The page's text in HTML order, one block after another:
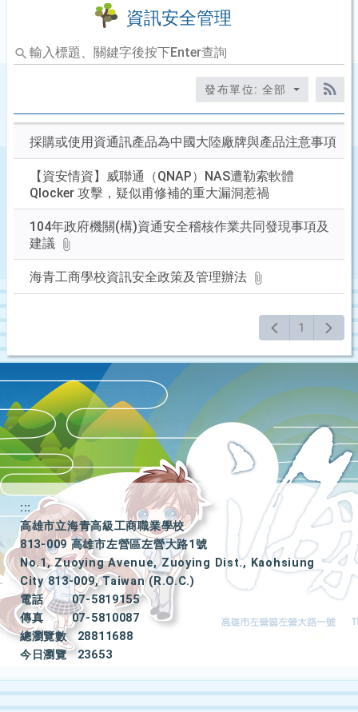
資訊安全管理
輸
入
關
後
Enter
發布單位: 全部
RSS
採購或使用資通訊產品為中國大陸廠牌與產品注意事項
【資安情資】威聯通（QNAP）NAS遭勒索軟體
Qlocker 攻擊，疑似甫修補的重大漏洞惹禍
104年政府機關(構)資通安全稽核作業共同發現事項及
建議
海青工商學校資訊安全政策及管理辦法
1
:::
高雄市立海青高級工商職業學校
813-009 高雄市左營區左營大路1號
No.1, Zuoying Avenue, Zuoying Dist., Kaohsiung
City 813-009, Taiwan (R.O.C.)
電話
07-5819155
傳真
07-5810087
總瀏覽數
28811688
今日瀏覽
23653